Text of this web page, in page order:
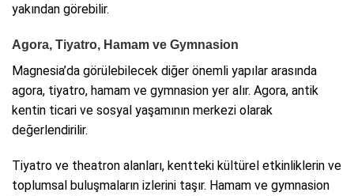
yakından görebilir.
Agora, Tiyatro, Hamam ve Gymnasion
Magnesia’da görülebilecek diğer önemli yapılar arasında
agora, tiyatro, hamam ve gymnasion yer alır. Agora, antik
kentin ticari ve sosyal yaşamının merkezi olarak
değerlendirilir.
Tiyatro ve theatron alanları, kentteki kültürel etkinliklerin ve
toplumsal buluşmaların izlerini taşır. Hamam ve gymnasion